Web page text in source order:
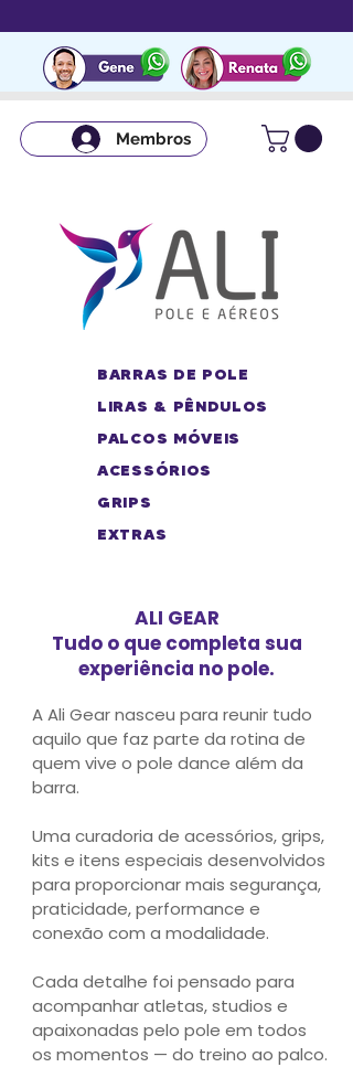
Membros
BARRAS DE POLE
LIRAS & PÊNDULOS
PALCOS MÓVEIS
ACESSÓRIOS
GRIPS
EXTRAS
ALI GEAR
Tudo o que completa sua
experiência no pole.
A Ali Gear nasceu para reunir tudo
aquilo que faz parte da rotina de
quem vive o pole dance além da
barra.
Uma curadoria de acessórios, grips,
kits e itens especiais desenvolvidos
para proporcionar mais segurança,
praticidade, performance e
conexão com a modalidade.
Cada detalhe foi pensado para
acompanhar atletas, studios e
apaixonadas pelo pole em todos
os momentos — do treino ao palco.